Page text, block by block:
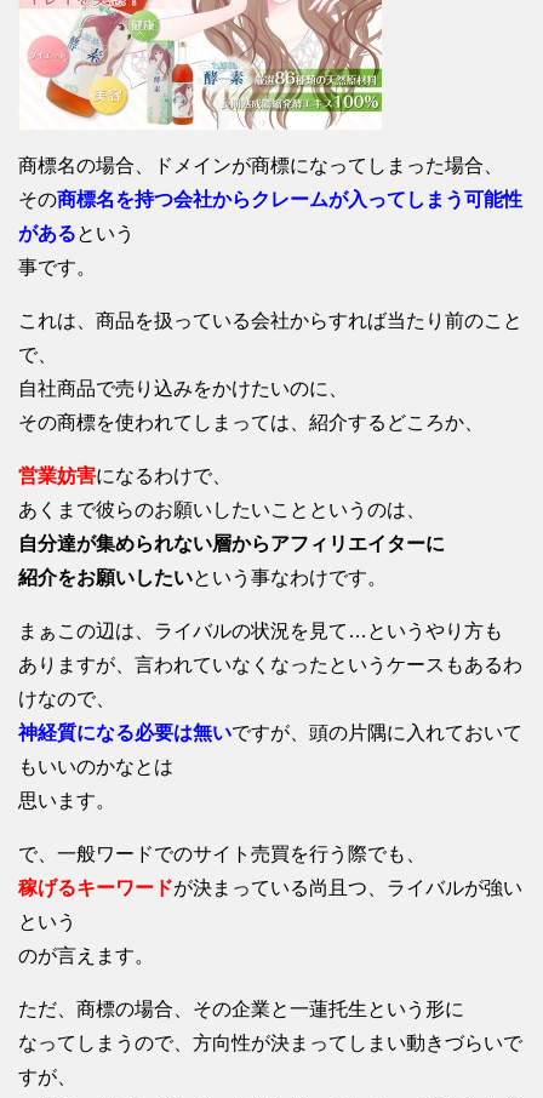
商標名の場合、ドメインが商標になってしまった場合、
その商標名を持つ会社からクレームが入ってしまう可能性
があるという
事です。
これは、商品を扱っている会社からすれば当たり前のこと
で、
自社商品で売り込みをかけたいのに、
その商標を使われてしまっては、紹介するどころか、
営業妨害になるわけで、
あくまで彼らのお願いしたいことというのは、
自分達が集められない層からアフィリエイターに
紹介をお願いしたいという事なわけです。
まぁこの辺は、ライバルの状況を見て…というやり方も
ありますが、言われていなくなったというケースもあるわ
けなので、
神経質になる必要は無いですが、頭の片隅に入れておいて
もいいのかなとは
思います。
で、一般ワードでのサイト売買を行う際でも、
稼げるキーワードが決まっている尚且つ、ライバルが強い
という
のが言えます。
ただ、商標の場合、その企業と一蓮托生という形に
なってしまうので、方向性が決まってしまい動きづらいで
すが、